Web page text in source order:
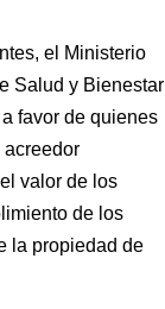
el Ministerio
Salud y Bienestar
favor de quienes
acreedor
valor de los
de los
la propiedad de